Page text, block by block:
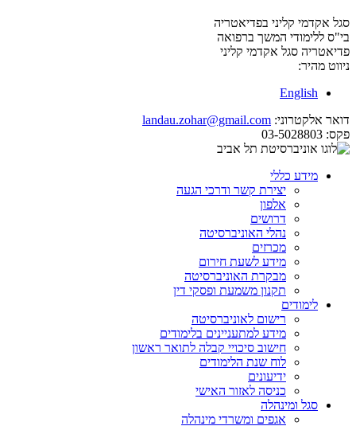
סגל אקדמי קליני בפדיאטריה
בי"ס ללימודי המשך ברפואה
פדיאטריה סגל אקדמי קליני
ניווט מהיר:
English
דואר אלקטרוני: landau.zohar@gmail.com
פקס:
מידע כללי
יצירת קשר ודרכי הגעה
אלפון
דרושים
נהלי האוניברסיטה
מכרזים
מידע לשעת חירום
מבקרת האוניברסיטה
תקנון משמעת ופסקי דין
לימודים
רישום לאוניברסיטה
מידע למתעניינים בלימודים
חישוב סיכויי קבלה לתואר ראשון
לוח שנת הלימודים
ידיעונים
כניסה לאזור האישי
סגל ומינהלה
אגפים ומשרדי מינהלה